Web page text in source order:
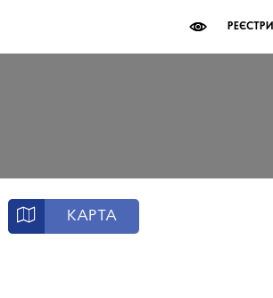
РЕЄСТРИ
КАРТА